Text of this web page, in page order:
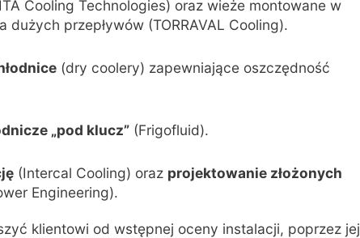
Cooling Technologies) oraz wieże montowane w
dużych przepływów (TORRAVAL Cooling).
(dry coolery) zapewniające oszczędność
„pod klucz” (Frigofluid).
(Intercal Cooling) oraz projektowanie złożonych
Engineering).
klientowi od wstępnej oceny instalacji, poprzez jej